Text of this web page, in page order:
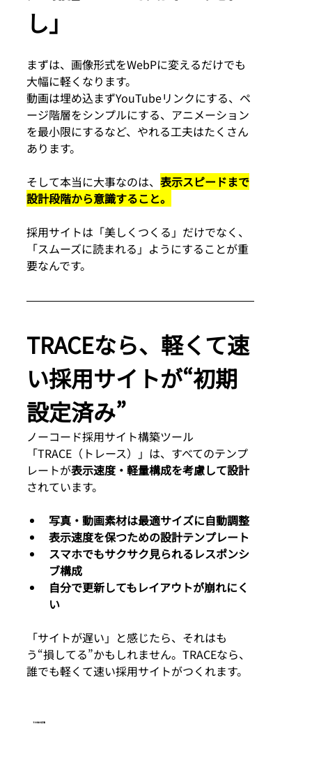
し」
まずは、画像形式をWebPに変えるだけでも
大幅に軽くなります。
動画は埋め込まずYouTubeリンクにする、ペ
ージ階層をシンプルにする、アニメーション
を最小限にするなど、やれる工夫はたくさん
あります。
そして本当に大事なのは、表示スピードまで
設計段階から意識すること。
採用サイトは「美しくつくる」だけでなく、
「スムーズに読まれる」ようにすることが重
要なんです。
TRACEなら、軽くて速
い採用サイトが“初期
設定済み”
ノーコード採用サイト構築ツール
「TRACE（トレース）」は、すべてのテンプ
レートが表示速度・軽量構成を考慮して設計
されています。
写真・動画素材は最適サイズに自動調整
表示速度を保つための設計テンプレート
スマホでもサクサク見られるレスポンシ
ブ構成
自分で更新してもレイアウトが崩れにく
い
「サイトが遅い」と感じたら、それはも
う“損してる”かもしれません。TRACEなら、
誰でも軽くて速い採用サイトがつくれます。
​その他の記事